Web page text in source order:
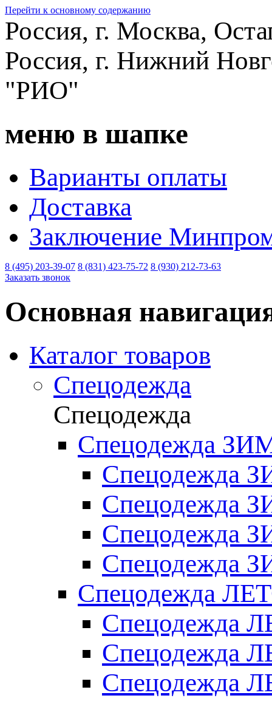
Перейти к основному содержанию
Россия, г. Москва,
Россия, г. Нижний
"РИО"
меню в шапке
Варианты оплаты
Доставка
Заключение
8 (495) 203-39-07 8 (831) 423-75-72 8 (930) 212-73-63
Заказать звонок
Основная
Каталог товаров
Спецодежда
Спецодежда
Спецодежда
Спецодежда
Спецодежда
Спецодежда
Спецодежда
Спецодежда
Спецодежда
Спецодежда
Спецодежда